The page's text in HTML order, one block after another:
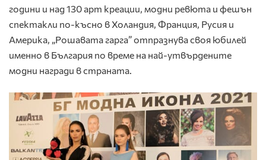
години и над 130 арт креации, модни ревюта и фешън
спектакли по-късно в Холандия, Франция, Русия и
Америка, „Рошавата гарга” отпразнува своя юбилей
именно в България по време на най-утвърдените
модни награди в страната.